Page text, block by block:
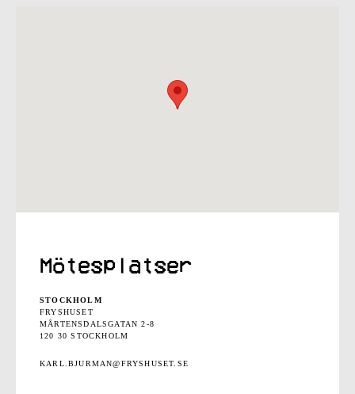
Mötesplatser
STOCKHOLM
FRYSHUSET
MÅRTENSDALSGATAN 2-8
120 30 STOCKHOLM
KARL.BJURMAN@FRYSHUSET.SE